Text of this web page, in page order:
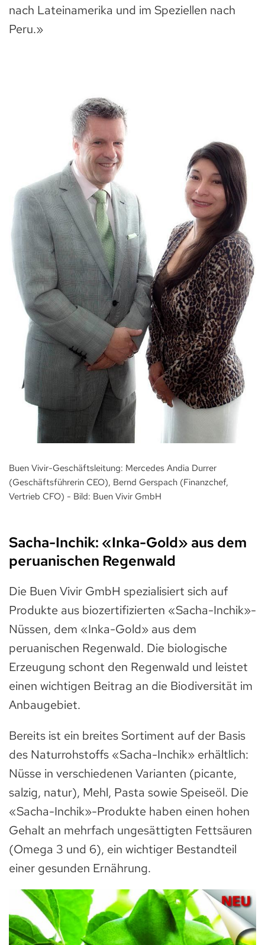
nach Lateinamerika und im Speziellen nach
Peru.»
Buen Vivir-Geschäftsleitung: Mercedes Andia Durrer
(Geschäftsführerin CEO), Bernd Gerspach (Finanzchef,
Vertrieb CFO) - Bild: Buen Vivir GmbH
Sacha-Inchik: «Inka-Gold» aus dem
peruanischen Regenwald
Die Buen Vivir GmbH spezialisiert sich auf
Produkte aus biozertifizierten «Sacha-Inchik»-
Nüssen, dem «Inka-Gold» aus dem
peruanischen Regenwald. Die biologische
Erzeugung schont den Regenwald und leistet
einen wichtigen Beitrag an die Biodiversität im
Anbaugebiet.
Bereits ist ein breites Sortiment auf der Basis
des Naturrohstoffs «Sacha-Inchik» erhältlich:
Nüsse in verschiedenen Varianten (picante,
salzig, natur), Mehl, Pasta sowie Speiseöl. Die
«Sacha-Inchik»-Produkte haben einen hohen
Gehalt an mehrfach ungesättigten Fettsäuren
(Omega 3 und 6), ein wichtiger Bestandteil
einer gesunden Ernährung.